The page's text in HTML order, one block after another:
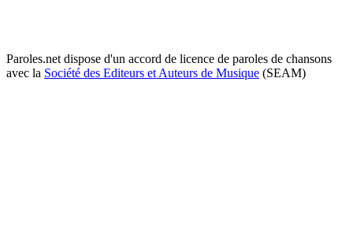
Paroles.net dispose d'un accord de licence de paroles de chansons
avec la Société des Editeurs et Auteurs de Musique (SEAM)